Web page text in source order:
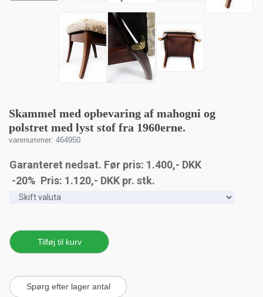
Skammel med opbevaring af mahogni og
polstret med lyst stof fra 1960erne.
varenummer: 464950
Garanteret nedsat. Før pris: 1.400,- DKK
-20% Pris: 1.120,- DKK pr. stk.